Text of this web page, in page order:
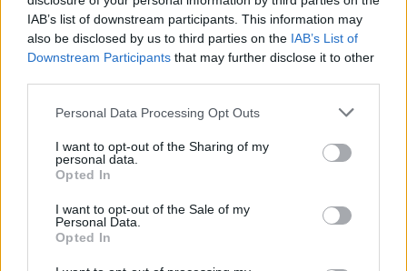
IAB’s list of downstream participants. This information may
also be disclosed by us to third parties on the IAB’s List of
Downstream Participants that may further disclose it to other
Personal Data Processing Opt Outs
I want to opt-out of the Sharing of my
personal data.
Opted In
I want to opt-out of the Sale of my
Personal Data.
Opted In